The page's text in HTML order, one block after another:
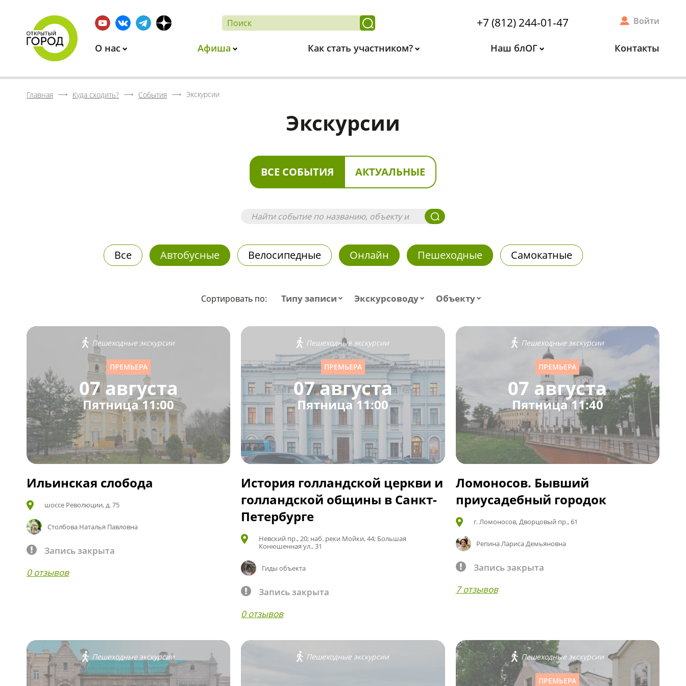
+7 (812) 244-01-47 Войти
О нас Афиша Как стать участником? Наш блОГ Контакты
Главная Куда сходить? События Экскурсии
Экскурсии
ВСЕ СОБЫТИЯ АКТУАЛЬНЫЕ
Все Автобусные Велосипедные Онлайн Пешеходные Самокатные
Сортировать по: Типу записи Экскурсоводу Объекту
Пешеходные экскурсии
ПРЕМЬЕРА
07 августа
Пятница 11:00
Ильинская слобода
шоссе Революции, д. 75
Столбова Наталья Павловна
Запись закрыта
0 отзывов
Пешеходные экскурсии
ПРЕМЬЕРА
07 августа
Пятница 11:00
История голландской церкви и
голландской общины в Санкт-
Петербурге
Невский пр., 20; наб. реки Мойки, 44; Большая
Конюшенная ул., 31
Гиды объекта
Запись закрыта
0 отзывов
Пешеходные экскурсии
ПРЕМЬЕРА
07 августа
Пятница 11:40
Ломоносов. Бывший
приусадебный городок
г. Ломоносов, Дворцовый пр., 61
Репина Лариса Демьяновна
Запись закрыта
7 отзывов
Пешеходные экскурсии Пешеходные экскурсии Пешеходные экскурсии
ПРЕМЬЕРА